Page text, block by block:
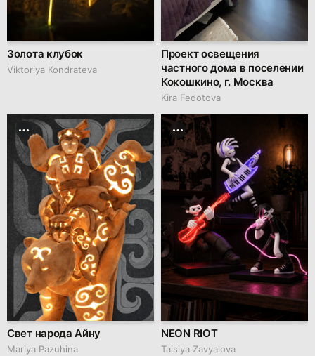
Золота клубок
Viktoriya Kondrateva
Проект освещения
частного дома в поселении
Кокошкино, г. Москва
Kira Fedotova
Свет народа Айну
Mariya Pazuhina
NEON RIOT
Taisiya Zavyalova